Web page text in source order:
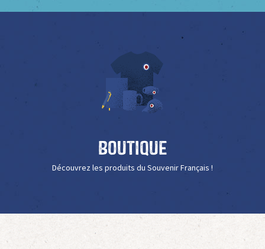
Boutique
Découvrez les produits du Souvenir Français !